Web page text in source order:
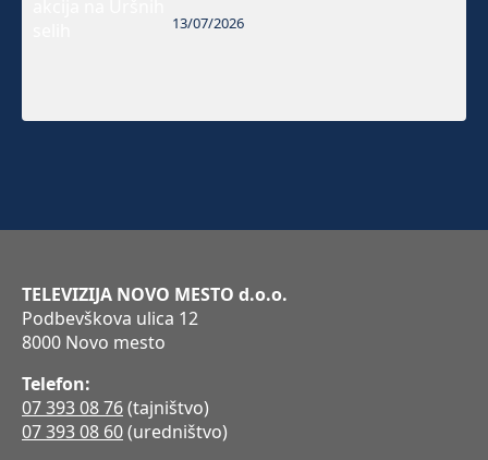
13/07/2026
TELEVIZIJA NOVO MESTO d.o.o.
Podbevškova ulica 12
8000 Novo mesto
Telefon:
07 393 08 76(tajništvo)
07 393 08 60(uredništvo)